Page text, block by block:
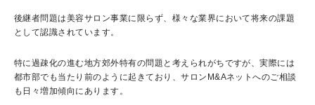
後継者問題は美容サロン事業に限らず、様々な業界において将来の課題
として認識されています。
特に過疎化の進む地方郊外特有の問題と考えられがちですが、実際には
都市部でも当たり前のように起きており、サロンM&Aネットへのご相談
も日々増加傾向にあります。